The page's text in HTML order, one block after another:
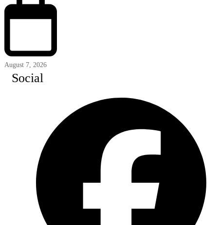
August 7, 2026
Social